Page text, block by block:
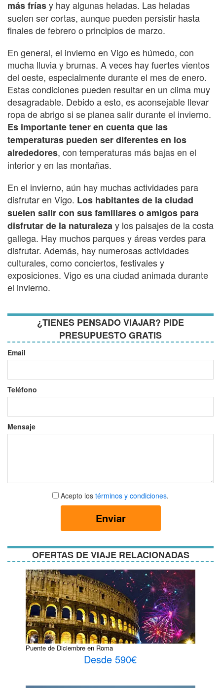
más fríasy hay algunas heladas. Las heladas
suelen ser cortas, aunque pueden persistir hasta
finales de febrero o principios de marzo.
En general, el invierno en Vigo es húmedo, con
mucha lluvia y brumas. A veces hay fuertes vientos
del oeste, especialmente durante el mes de enero.
Estas condiciones pueden resultar en un clima muy
desagradable. Debido a esto, es aconsejable llevar
ropa de abrigo si se planea salir durante el invierno.
Es importante tener en cuenta que las
temperaturas pueden ser diferentes en los
alrededores, con temperaturas más bajas en el
interior y en las montañas.
En el invierno, aún hay muchas actividades para
disfrutar en Vigo. Los habitantes de la ciudad
suelen salir con sus familiares o amigos para
disfrutar de la naturalezay los paisajes de la costa
gallega. Hay muchos parques y áreas verdes para
disfrutar. Además, hay numerosas actividades
culturales, como conciertos, festivales y
exposiciones. Vigo es una ciudad animada durante
el invierno.
¿TIENES PENSADO VIAJAR? PIDE
PRESUPUESTO GRATIS
Email
Teléfono
Mensaje
Aceptar
términos
Acepto los términos y condiciones.
Enviar
OFERTAS DE VIAJE RELACIONADAS
Puente de Diciembre en Roma
Desde 590€